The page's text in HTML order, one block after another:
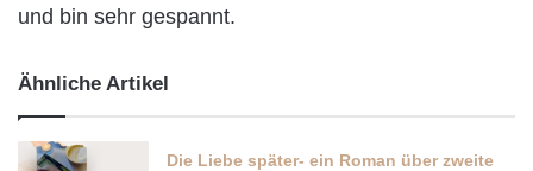
und bin sehr gespannt.
Ähnliche Artikel
Die Liebe später- ein Roman über zweite